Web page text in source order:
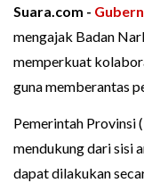
Suara.com -
mengajak Badan
memperkuat
guna memberantas
Pemerintah Provinsi
mendukung dari sisi
dapat dilakukan